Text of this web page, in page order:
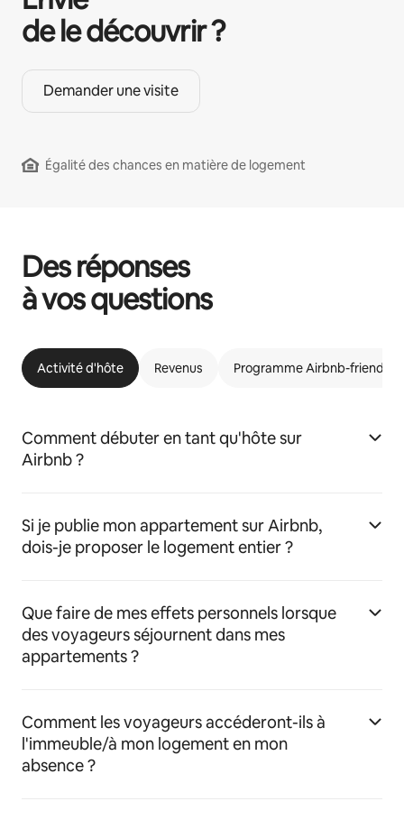
de le découvrir ?
Demander une visite
Égalité des chances en matière de logement
Des réponses
à vos questions
Activité d'hôte Revenus Programme Airbnb-friendly
Comment débuter en tant qu'hôte sur
Airbnb ?
Si je publie mon appartement sur Airbnb,
dois-je proposer le logement entier ?
Que faire de mes effets personnels lorsque
des voyageurs séjournent dans mes
appartements ?
Comment les voyageurs accéderont-ils à
l'immeuble/à mon logement en mon
absence ?